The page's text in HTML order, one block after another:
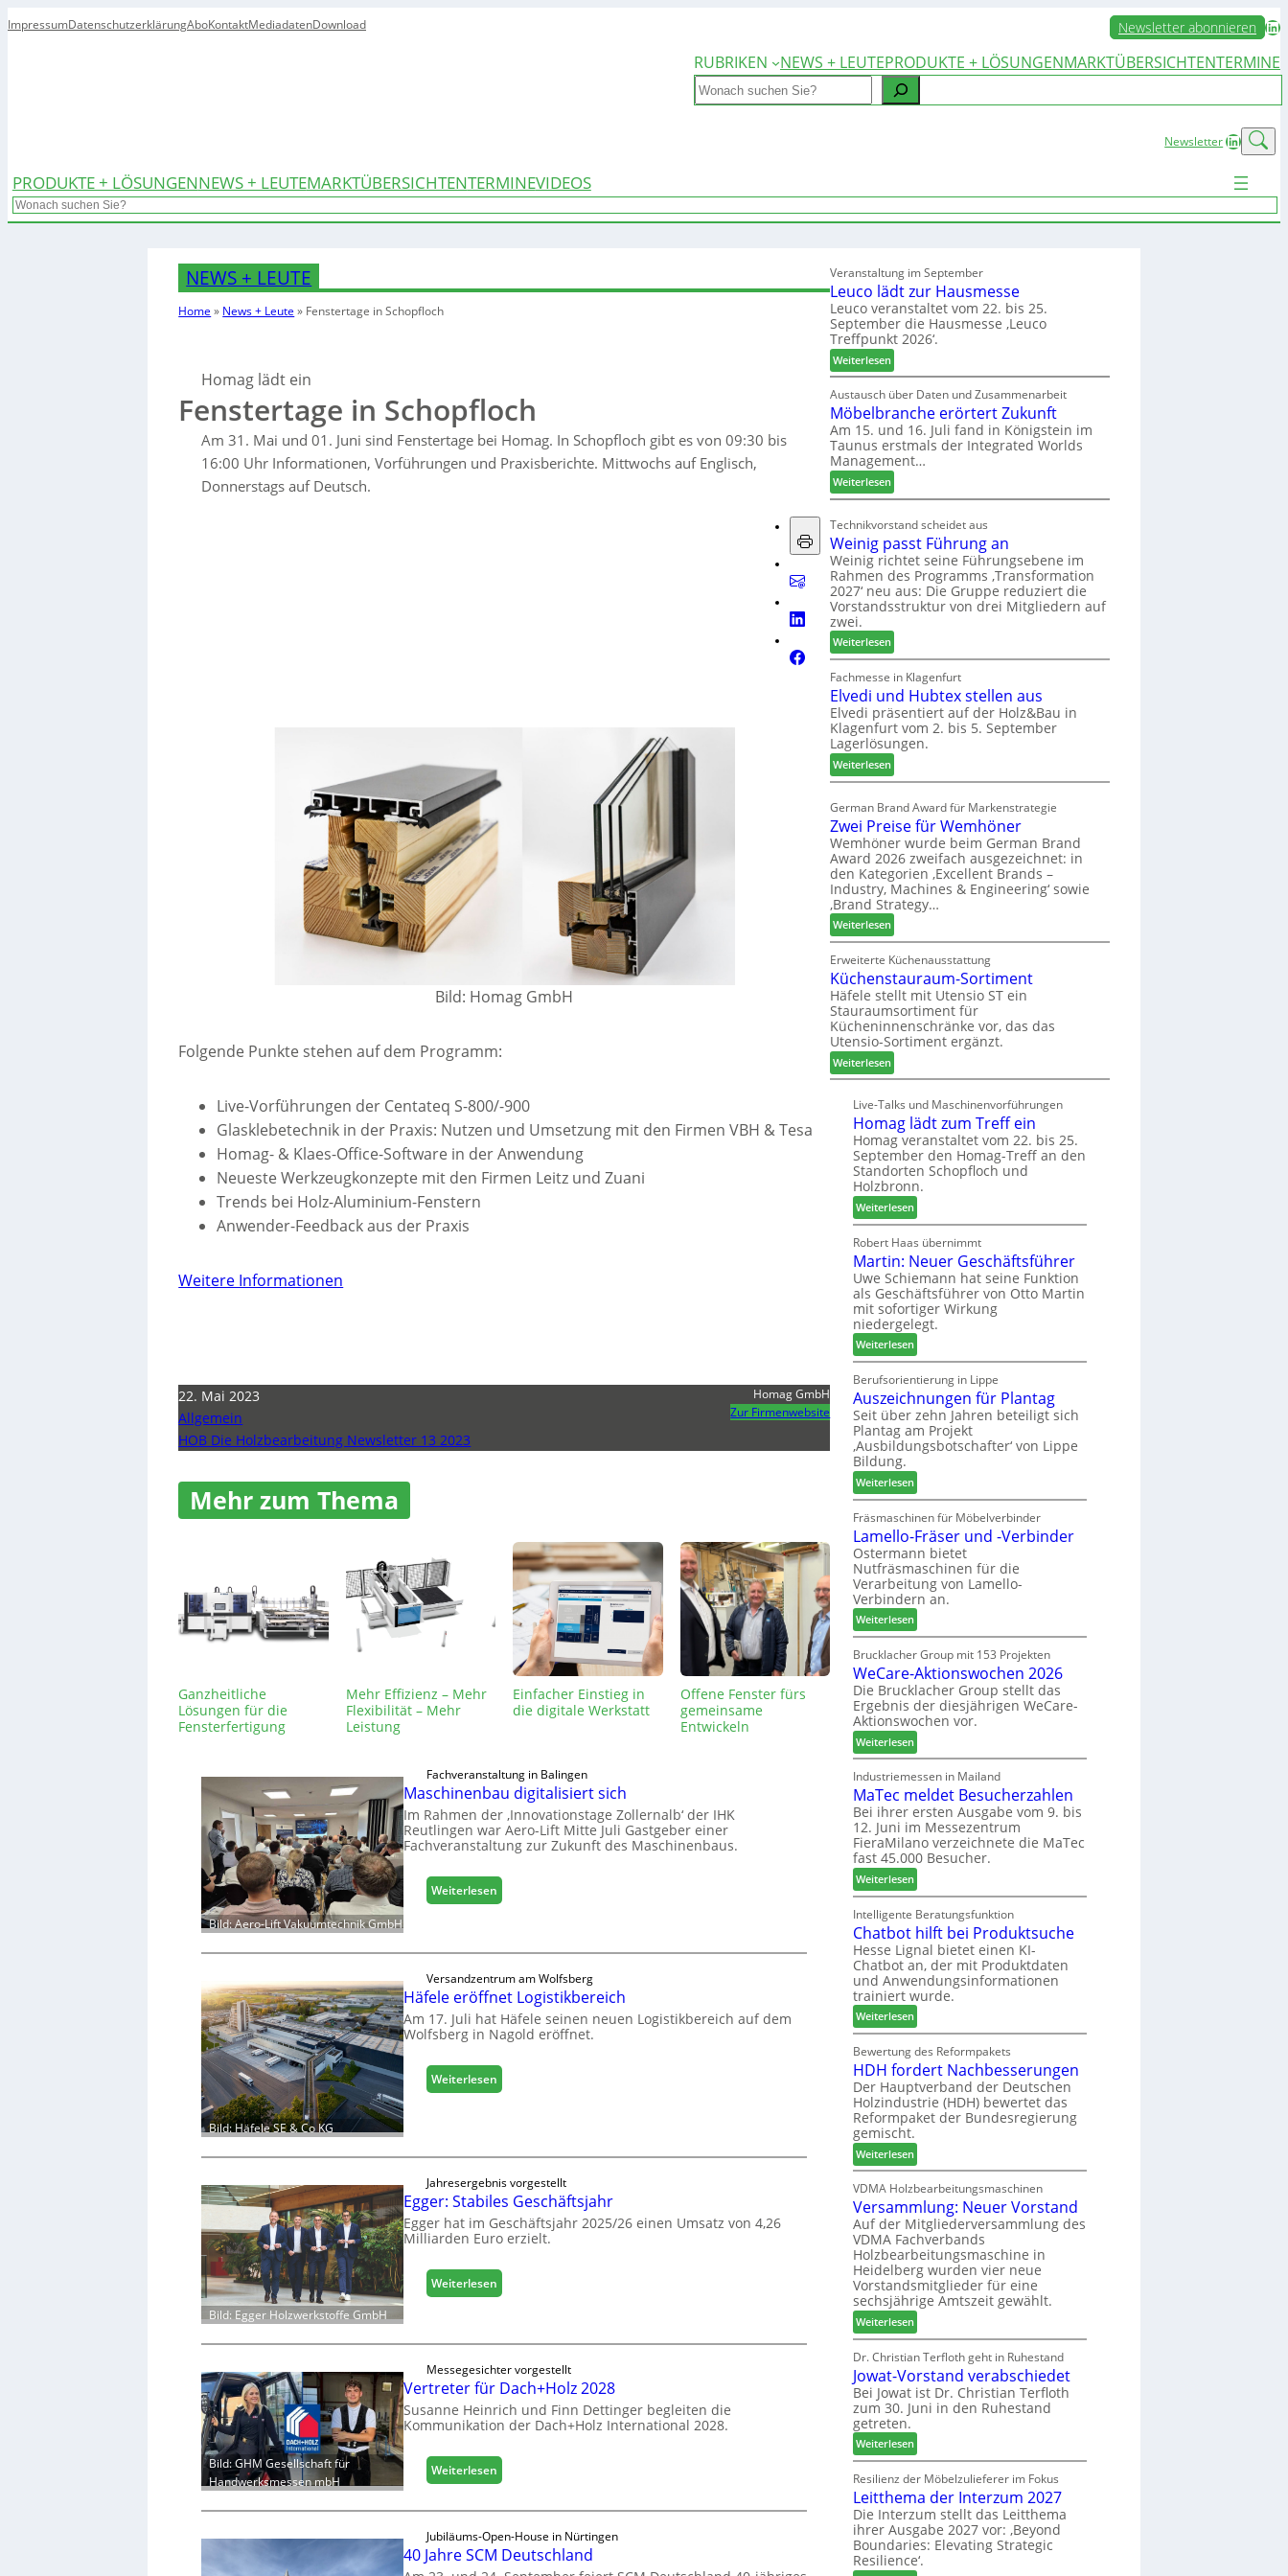
ImpressumDatenschutzerklärungAboKontaktMediadatenDownload Newsletter abonnieren LinkedIn
RUBRIKEN
NEWS + LEUTEPRODUKTE + LÖSUNGENMARKTÜBERSICHTENTERMINE
Search
NewsletterLinkedIn
PRODUKTE + LÖSUNGENNEWS + LEUTEMARKTÜBERSICHTENTERMINEVIDEOS
Search
NEWS + LEUTE
Home » News + Leute » Fenstertage in Schopfloch
Homag lädt ein
Fenstertage in Schopfloch
Am 31. Mai und 01. Juni sind Fenstertage bei Homag. In Schopfloch gibt es von 09:30 bis
16:00 Uhr Informationen, Vorführungen und Praxisberichte. Mittwochs auf Englisch,
Donnerstags auf Deutsch.
Bild: Homag GmbH
Folgende Punkte stehen auf dem Programm:
Live-Vorführungen der Centateq S-800/-900
Glasklebetechnik in der Praxis: Nutzen und Umsetzung mit den Firmen VBH & Tesa
Homag- & Klaes-Office-Software in der Anwendung
Neueste Werkzeugkonzepte mit den Firmen Leitz und Zuani
Trends bei Holz-Aluminium-Fenstern
Anwender-Feedback aus der Praxis
Weitere Informationen
22. Mai 2023
Allgemein
HOB Die Holzbearbeitung Newsletter 13 2023
Homag GmbH
Zur Firmenwebsite
Mehr zum Thema
Ganzheitliche
Lösungen für die
Fensterfertigung
Mehr Effizienz – Mehr
Flexibilität – Mehr
Leistung
Einfacher Einstieg in
die digitale Werkstatt
Offene Fenster fürs
gemeinsame
Entwickeln
Bild: Aero-Lift Vakuumtechnik GmbH
Fachveranstaltung in Balingen
Maschinenbau digitalisiert sich
Im Rahmen der ‚Innovationstage Zollernalb‘ der IHK
Reutlingen war Aero-Lift Mitte Juli Gastgeber einer
Fachveranstaltung zur Zukunft des Maschinenbaus.
Weiterlesen:
M
h
i
n
e
b
a
g
i
t
a
l
s
i
t
c
h
Bild: Häfele SE & Co KG
Versandzentrum am Wolfsberg
Häfele eröffnet Logistikbereich
Am 17. Juli hat Häfele seinen neuen Logistikbereich auf dem
Wolfsberg in Nagold eröffnet.
Weiterlesen:
H
e
e
r
ö
n
o
g
i
s
i
k
e
r
e
Bild: Egger Holzwerkstoffe GmbH
Jahresergebnis vorgestellt
Egger: Stabiles Geschäftsjahr
Egger hat im Geschäftsjahr 2025/26 einen Umsatz von 4,26
Milliarden Euro erzielt.
Weiterlesen:
E
r
S
t
b
i
s
G
Bild: GHM Gesellschaft für
Handwerksmessen mbH
Messegesichter vorgestellt
Vertreter für Dach+Holz 2028
Susanne Heinrich und Finn Dettinger begleiten die
Kommunikation der Dach+Holz International 2028.
Weiterlesen:
V
t
r
Jubiläums-Open-House in Nürtingen
40 Jahre SCM Deutschland
Veranstaltung im September
Leuco lädt zur Hausmesse
Leuco veranstaltet vom 22. bis 25.
September die Hausmesse ‚Leuco
Treffpunkt 2026‘.
Weiterlesen:
L
e
u
c
o
l
d
z
u
r
H
a
s
m
s
s
e
Austausch über Daten und Zusammenarbeit
Möbelbranche erörtert Zukunft
Am 15. und 16. Juli fand in Königstein im
Taunus erstmals der Integrated Worlds
Management…
Weiterlesen:
M
b
e
l
b
r
n
c
h
e
r
ö
r
t
r
t
Z
u
k
u
n
f
t
Technikvorstand scheidet aus
Weinig passt Führung an
Weinig richtet seine Führungsebene im
Rahmen des Programms ‚Transformation
2027‘ neu aus: Die Gruppe reduziert die
Vorstandsstruktur von drei Mitgliedern auf
zwei.
Weiterlesen:
W
e
i
n
i
g
a
s
t
F
ü
h
r
u
n
a
n
Fachmesse in Klagenfurt
Elvedi und Hubtex stellen aus
Elvedi präsentiert auf der Holz&Bau in
Klagenfurt vom 2. bis 5. September
Lagerlösungen.
Weiterlesen:
E
v
e
d
i
u
n
d
H
u
t
e
x
s
t
e
l
e
n
a
u
s
German Brand Award für Markenstrategie
Zwei Preise für Wemhöner
Wemhöner wurde beim German Brand
Award 2026 zweifach ausgezeichnet: in
den Kategorien ‚Excellent Brands –
Industry, Machines & Engineering‘ sowie
‚Brand Strategy…
Weiterlesen:
Z
w
e
i
P
r
e
i
s
f
ü
r
W
e
m
h
n
e
r
Erweiterte Küchenausstattung
Küchenstauraum-Sortiment
Häfele stellt mit Utensio ST ein
Stauraumsortiment für
Kücheninnenschränke vor, das das
Utensio-Sortiment ergänzt.
Weiterlesen:
K
c
h
e
n
s
t
a
r
a
u
m
-
S
o
t
i
m
e
n
t
Live-Talks und Maschinenvorführungen
Homag lädt zum Treff ein
Homag veranstaltet vom 22. bis 25.
September den Homag-Treff an den
Standorten Schopfloch und
Holzbronn.
Weiterlesen:
H
o
m
a
g
l
ä
d
t
z
u
m
T
r
f
f
e
i
n
Robert Haas übernimmt
Martin: Neuer Geschäftsführer
Uwe Schiemann hat seine Funktion
als Geschäftsführer von Otto Martin
mit sofortiger Wirkung
niedergelegt.
Weiterlesen:
M
a
r
t
i
n
N
e
u
e
r
G
e
s
c
h
ä
f
t
s
f
ü
h
r
e
r
Berufsorientierung in Lippe
Auszeichnungen für Plantag
Seit über zehn Jahren beteiligt sich
Plantag am Projekt
‚Ausbildungsbotschafter‘ von Lippe
Bildung.
Weiterlesen:
A
u
s
z
e
i
c
h
n
u
n
g
e
n
ü
r
P
l
a
n
t
a
g
Fräsmaschinen für Möbelverbinder
Lamello-Fräser und -Verbinder
Ostermann bietet
Nutfräsmaschinen für die
Verarbeitung von Lamello-
Verbindern an.
Weiterlesen:
L
a
m
e
l
l
-
F
r
ä
s
e
r
u
n
d
-
V
e
r
b
i
n
d
e
r
Brucklacher Group mit 153 Projekten
WeCare-Aktionswochen 2026
Die Brucklacher Group stellt das
Ergebnis der diesjährigen WeCare-
Aktionswochen vor.
Weiterlesen:
W
e
C
a
r
e
-
A
k
t
i
o
n
s
w
o
c
h
e
n
2
0
2
6
Industriemessen in Mailand
MaTec meldet Besucherzahlen
Bei ihrer ersten Ausgabe vom 9. bis
12. Juni im Messezentrum
FieraMilano verzeichnete die MaTec
fast 45.000 Besucher.
Weiterlesen:
M
a
T
e
c
m
e
l
d
e
t
B
e
s
u
c
h
e
r
z
a
h
l
e
n
Intelligente Beratungsfunktion
Chatbot hilft bei Produktsuche
Hesse Lignal bietet einen KI-
Chatbot an, der mit Produktdaten
und Anwendungsinformationen
trainiert wurde.
Weiterlesen:
C
h
a
t
b
o
t
h
i
l
f
t
b
e
i
P
r
o
d
u
k
t
s
u
c
h
e
Bewertung des Reformpakets
HDH fordert Nachbesserungen
Der Hauptverband der Deutschen
Holzindustrie (HDH) bewertet das
Reformpaket der Bundesregierung
gemischt.
Weiterlesen:
H
D
H
f
o
r
d
e
r
t
N
a
c
h
b
s
s
e
r
u
n
g
e
VDMA Holzbearbeitungsmaschinen
Versammlung: Neuer Vorstand
Auf der Mitgliederversammlung des
VDMA Fachverbands
Holzbearbeitungsmaschine in
Heidelberg wurden vier neue
Vorstandsmitglieder für eine
sechsjährige Amtszeit gewählt.
Weiterlesen:
V
e
r
s
a
m
l
u
n
g
:
N
e
Dr. Christian Terfloth geht in Ruhestand
Jowat-Vorstand verabschiedet
Bei Jowat ist Dr. Christian Terfloth
zum 30. Juni in den Ruhestand
getreten.
Weiterlesen:
J
o
w
a
t
-
V
Resilienz der Möbelzulieferer im Fokus
Leitthema der Interzum 2027
Die Interzum stellt das Leitthema
ihrer Ausgabe 2027 vor: ‚Beyond
Boundaries: Elevating Strategic
Resilience‘.